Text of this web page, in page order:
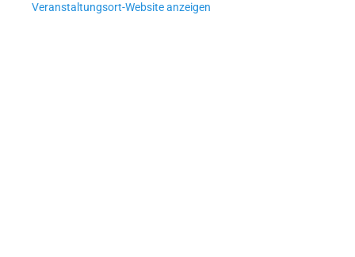
Veranstaltungsort-Website anzeigen